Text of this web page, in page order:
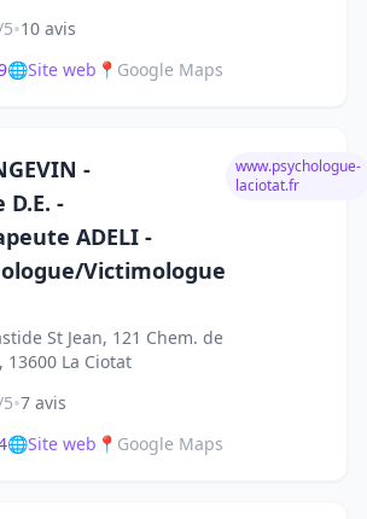
•10 avis
🌐Site web 📍 Google Maps
-
D.E. -
ADELI -
Victimologue
St Jean, 121 Chem. de
13600 La Ciotat
www.psychologue-
laciotat.fr
•7 avis
🌐Site web 📍 Google Maps